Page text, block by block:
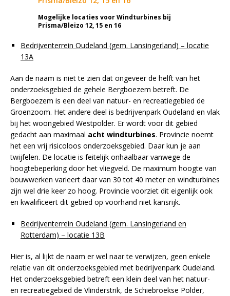
Mogelijke locaties voor Windturbines bij
Prisma/Bleizo 12, 15 en 16
Bedrijventerrein Oudeland (gem. Lansingerland) – locatie
13A
Aan de naam is niet te zien dat ongeveer de helft van het
onderzoeksgebied de gehele Bergboezem betreft. De
Bergboezem is een deel van natuur- en recreatiegebied de
Groenzoom. Het andere deel is bedrijvenpark Oudeland en vlak
bij het woongebied Westpolder. Er wordt voor dit gebied
gedacht aan maximaal acht windturbines. Provincie noemt
het een vrij risicoloos onderzoeksgebied. Daar kun je aan
twijfelen. De locatie is feitelijk onhaalbaar vanwege de
hoogtebeperking door het vliegveld. De maximum hoogte van
bouwwerken varieert daar van 30 tot 40 meter en windturbines
zijn wel drie keer zo hoog. Provincie voorziet dit eigenlijk ook
en kwalificeert dit gebied op voorhand niet kansrijk.
Bedrijventerrein Oudeland (gem. Lansingerland en
Rotterdam) – locatie 13B
Hier is, al lijkt de naam er wel naar te verwijzen, geen enkele
relatie van dit onderzoeksgebied met bedrijvenpark Oudeland.
Het onderzoeksgebied betreft een klein deel van het natuur-
en recreatiegebied de Vlinderstrik, de Schiebroekse Polder,